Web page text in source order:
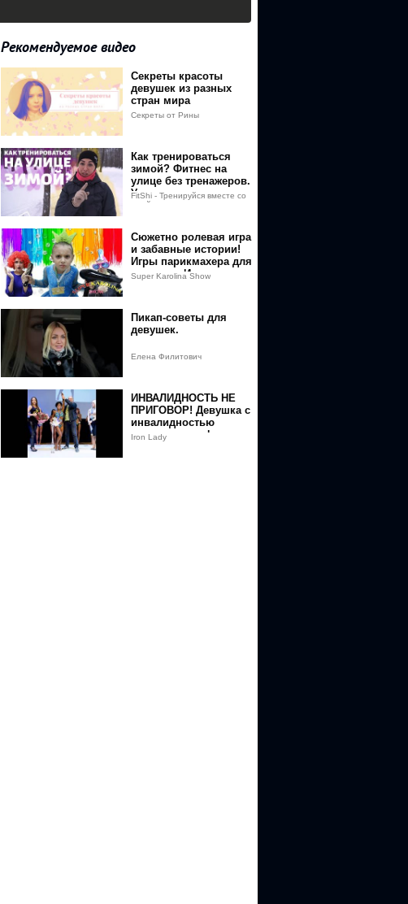
Рекомендуемое видео
Секреты красоты
девушек из разных
стран мира
Секреты от Рины
Как тренироваться
зимой? Фитнес на
улице без тренажеров.
Упражнение для
похудения. Похудеть к
FitShi - Тренируйся вместе со
мной
Сюжетно ролевая игра
и забавные истории!
Игры парикмахера для
девочек - Игры для
Super Karolina Show
Пикап-советы для
девушек.
Елена Филитович
ИНВАЛИДНОСТЬ НЕ
ПРИГОВОР! Девушка с
инвалидностью
выступает на фитнес
Iron Lady